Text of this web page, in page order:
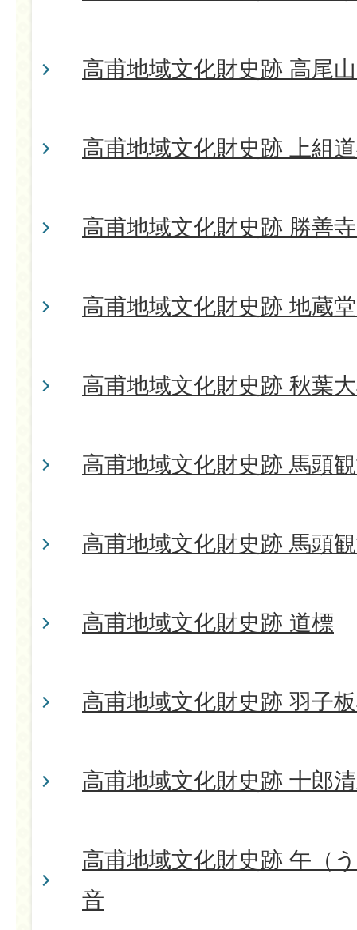
高甫地域文化財史跡 高尾
高甫地域文化財史跡 上組
高甫地域文化財史跡 勝善
高甫地域文化財史跡 地蔵
高甫地域文化財史跡 秋葉
高甫地域文化財史跡 馬頭
高甫地域文化財史跡 馬頭
高甫地域文化財史跡 道標
高甫地域文化財史跡 羽子
高甫地域文化財史跡 十郎
高甫地域文化財史跡 午（
音